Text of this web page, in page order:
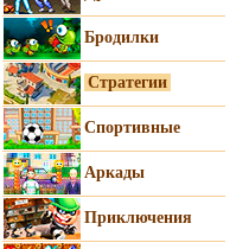
Бродилки
Стратегии
Спортивные
Аркады
Приключения